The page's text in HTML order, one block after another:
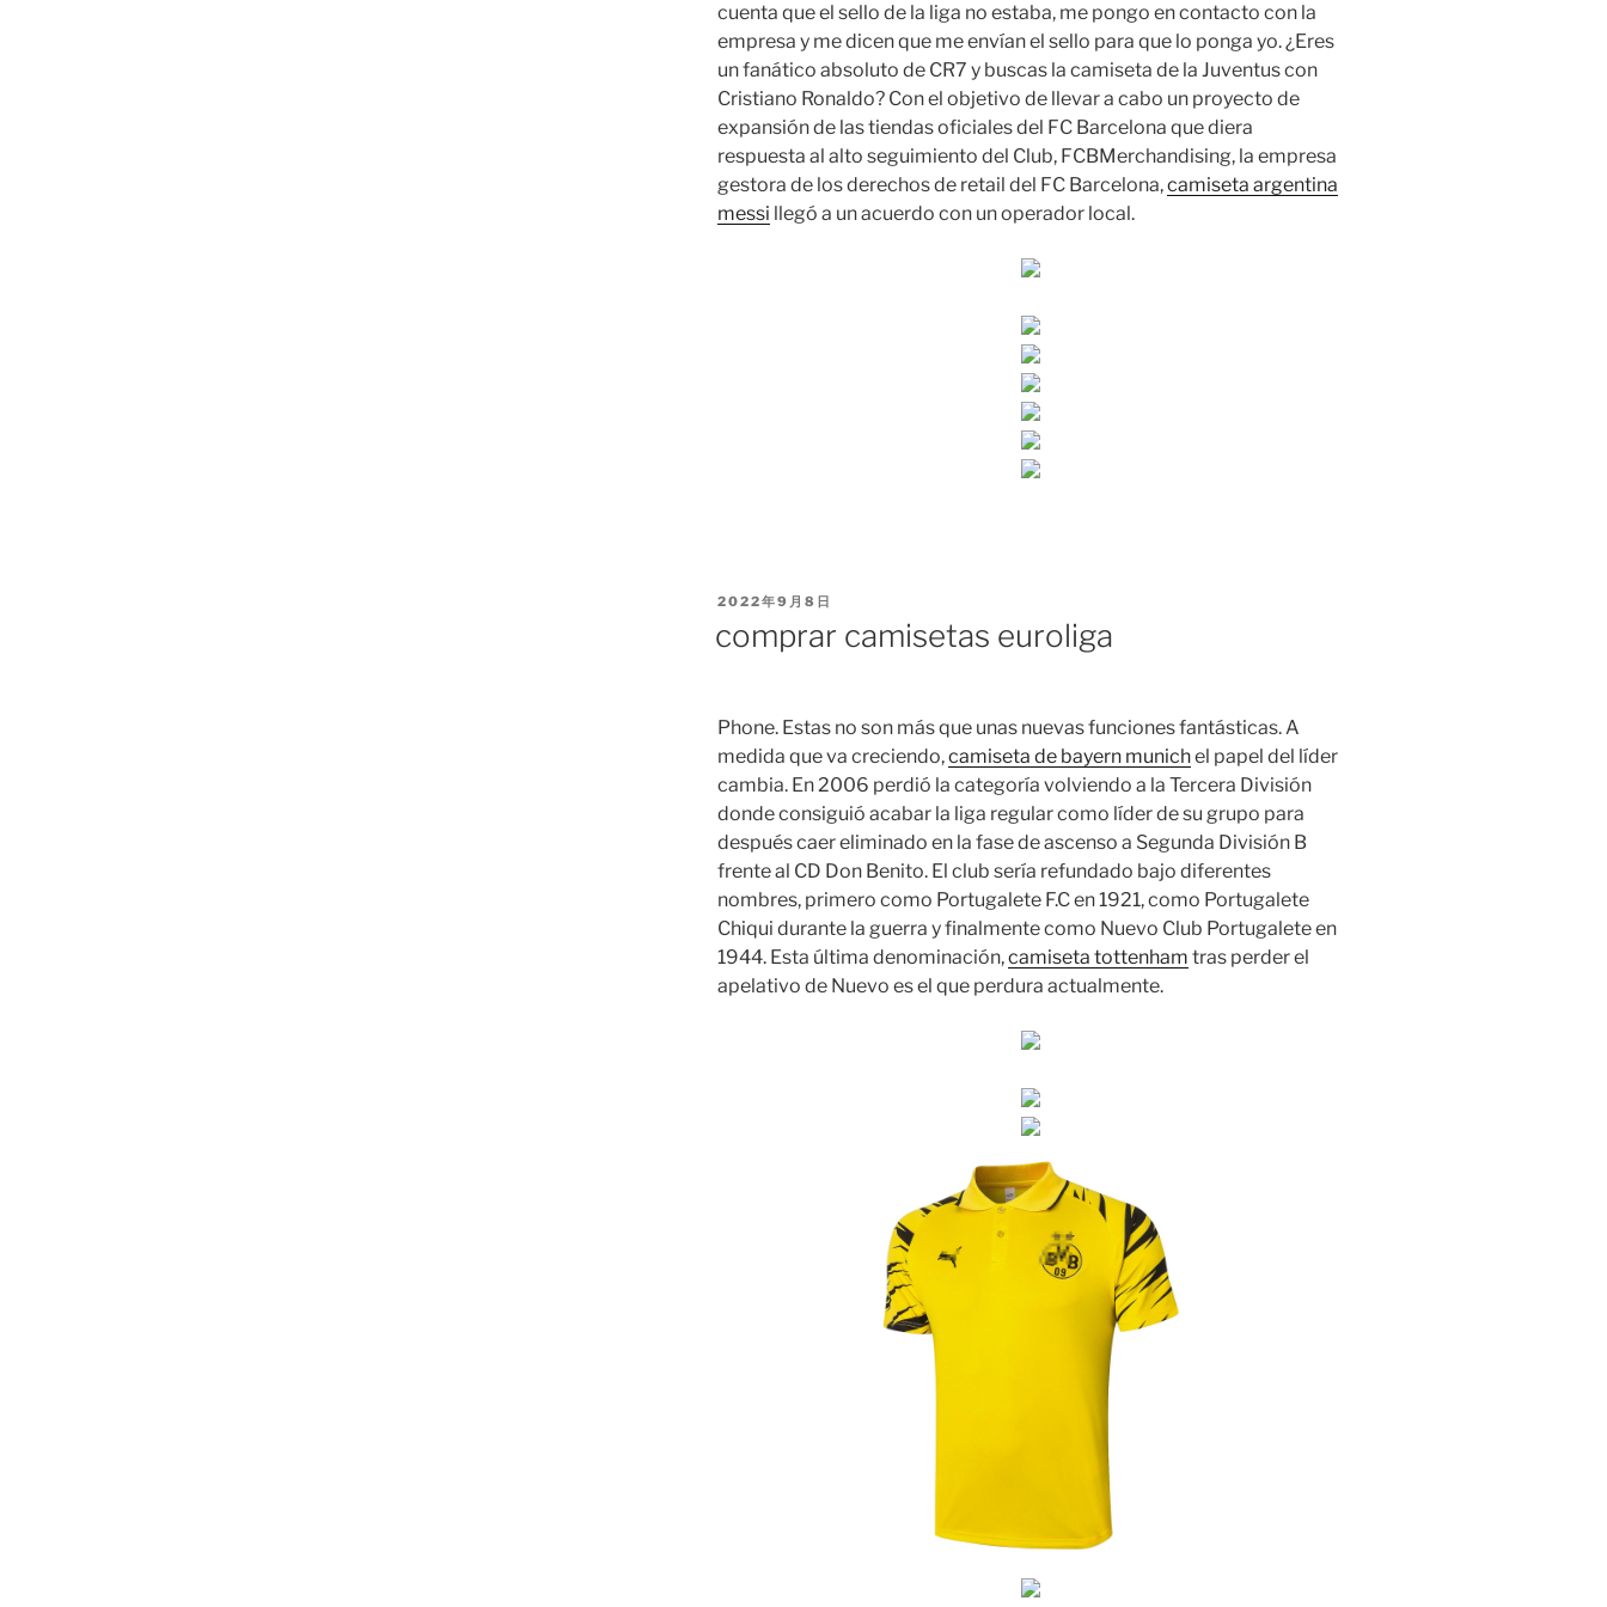
cuenta que el sello de la liga no estaba, me pongo en contacto con la
empresa y me dicen que me envían el sello para que lo ponga yo. ¿Eres
un fanático absoluto de CR7 y buscas la camiseta de la Juventus con
Cristiano Ronaldo? Con el objetivo de llevar a cabo un proyecto de
expansión de las tiendas oficiales del FC Barcelona que diera
respuesta al alto seguimiento del Club, FCBMerchandising, la empresa
gestora de los derechos de retail del FC Barcelona,camiseta argentina
messi llegó a un acuerdo con un operador local.
PUBLICADO
2022年9月8日
comprar camisetas euroliga
Phone. Estas no son más que unas nuevas funciones fantásticas. A
medida que va creciendo,camiseta de bayern munichel papel del líder
cambia. En 2006 perdió la categoría volviendo a la Tercera División
donde consiguió acabar la liga regular como líder de su grupo para
después caer eliminado en la fase de ascenso a Segunda División B
frente al CD Don Benito. El club sería refundado bajo diferentes
nombres, primero como Portugalete F.C en 1921, como Portugalete
Chiqui durante la guerra y finalmente como Nuevo Club Portugalete en
1944. Esta última denominación,camiseta tottenham tras perder el
apelativo de Nuevo es el que perdura actualmente.